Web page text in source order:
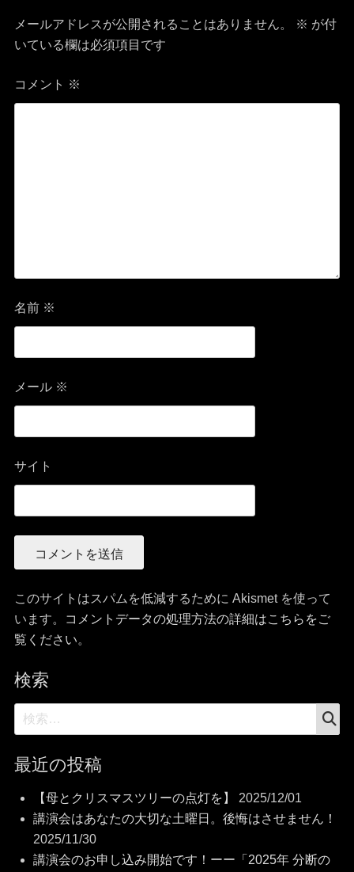
ビ
ゲ
ー
メールアドレスが公開されることはありません。 ※ が付
いている欄は必須項目です
コメント ※
名前 ※
メール ※
サイト
このサイトはスパムを低減するために Akismet を使って
います。
コメントデータの処理方法の詳細はこちらをご
覧ください。
検索
検
索:
最近の投稿
【母とクリスマスツリーの点灯を】
2025/12/01
講演会はあなたの大切な土曜日。後悔はさせません！
2025/11/30
講演会のお申し込み開始です！ーー「2025年 分断の